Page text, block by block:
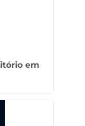
em